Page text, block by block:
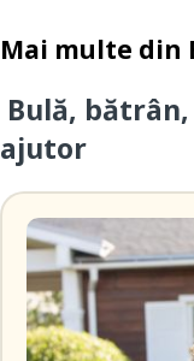
Mai multe din
Bulă,
ajutor